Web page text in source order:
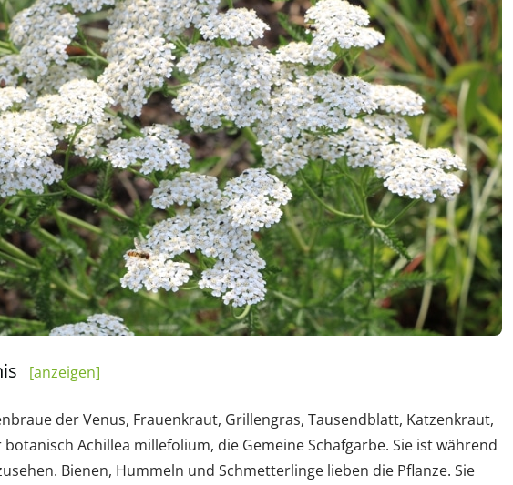
[anzeigen]
der Venus, Frauenkraut, Grillengras, Tausendblatt, Katzenkraut,
Achillea millefolium, die Gemeine Schafgarbe. Sie ist während
Bienen, Hummeln und Schmetterlinge lieben die Pflanze. Sie